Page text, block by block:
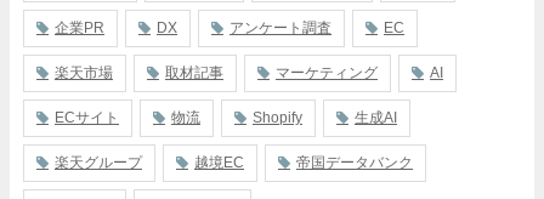
企業PR DX アンケート調査 EC
楽天市場 取材記事 マーケティング AI
ECサイト 物流 Shopify 生成AI
楽天グループ 越境EC 帝国データバンク